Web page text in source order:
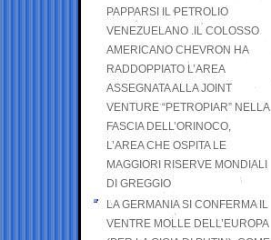
PAPPARSI IL PETROLIO
VENEZUELANO .IL COLOSSO
AMERICANO CHEVRON HA
RADDOPPIATO L’AREA
ASSEGNATA ALLA JOINT
VENTURE “PETROPIAR” NELLA
FASCIA DELL’ORINOCO,
L’AREA CHE OSPITA LE
MAGGIORI RISERVE MONDIALI
DI GREGGIO
LA GERMANIA SI CONFERMA IL
VENTRE MOLLE DELL’EUROPA